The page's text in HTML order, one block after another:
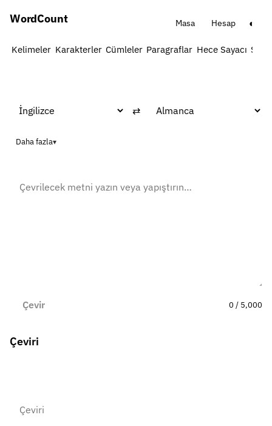
WordCount Masa Hesap ◐
Kelimeler Karakterler Cümleler Paragraflar Hece Sayacı
⇄
Daha fazla
Çevir 0 / 5,000
Çeviri